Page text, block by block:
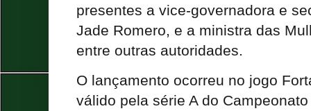
presentes a vice-governadora e
Jade Romero, e a ministra das
entre outras autoridades.
O lançamento ocorreu no jogo
válido pela série A do